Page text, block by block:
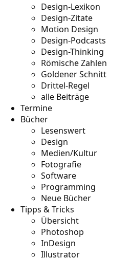
Design-Lexikon
Design-Zitate
Motion Design
Design-Podcasts
Design-Thinking
Römische Zahlen
Goldener Schnitt
Drittel-Regel
alle Beiträge
Termine
Bücher
Lesenswert
Design
Medien/Kultur
Fotografie
Software
Programming
Neue Bücher
Tipps & Tricks
Übersicht
Photoshop
InDesign
Illustrator